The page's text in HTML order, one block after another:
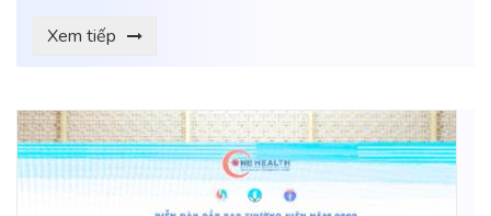
Xem tiếp